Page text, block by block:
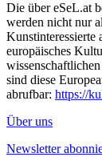
Die über eSeL.at
werden nicht nur
Kunstinteressierte
europäisches
sind diese
abrufbar: https://
Über uns
Newsletter